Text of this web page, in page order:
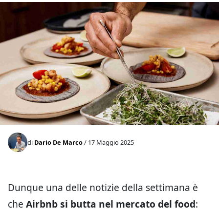
di Dario De Marco/ 17 Maggio 2025
Dunque una delle notizie della settimana è
che Airbnb si butta nel mercato del food: